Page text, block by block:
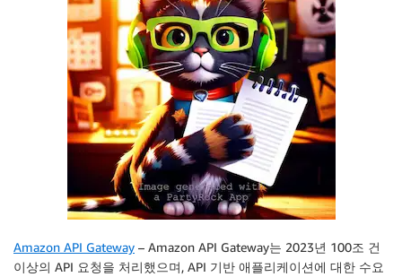
Amazon API Gateway – Amazon API Gateway는 2023년 100조 건
이상의 API 요청을 처리했으며, API 기반 애플리케이션에 대한 수요